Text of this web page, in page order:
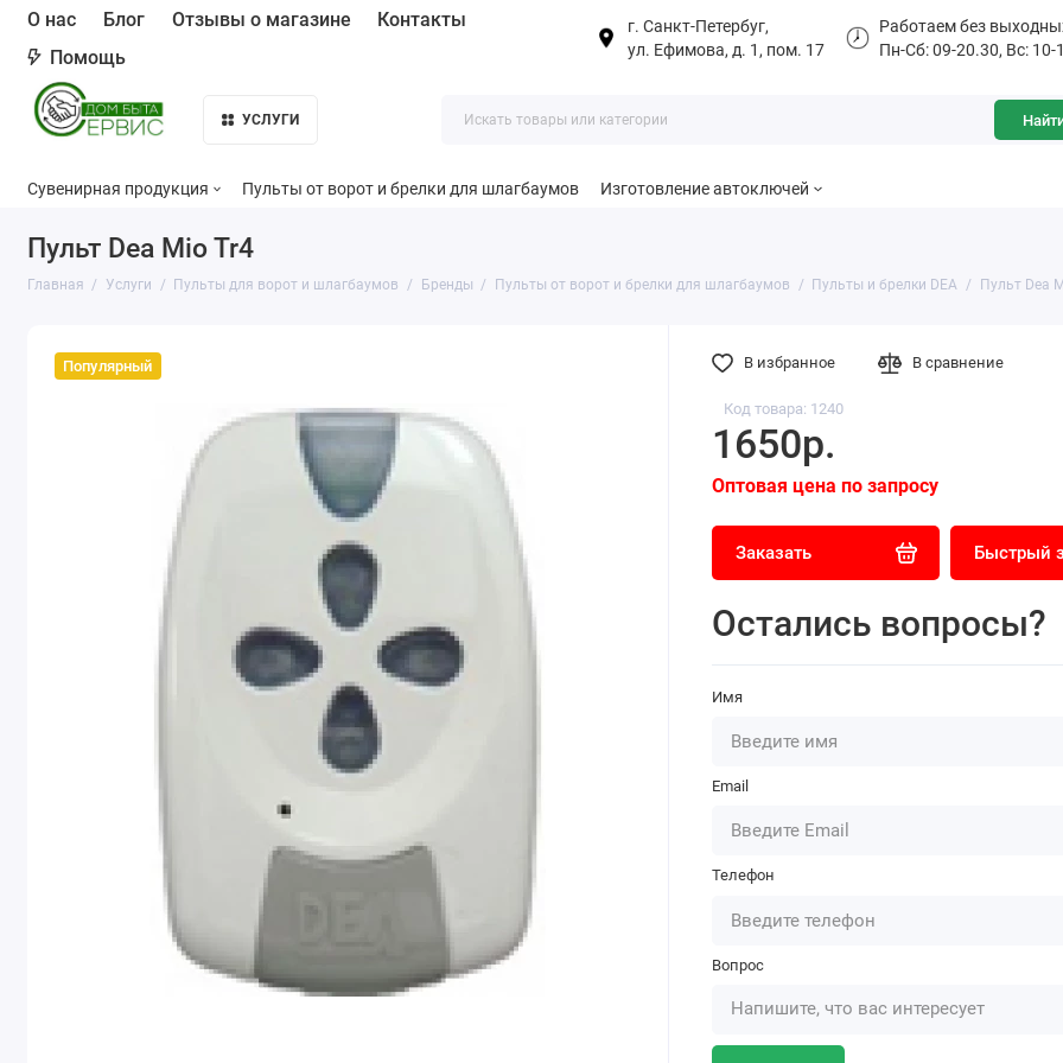
О нас Блог Отзывы о магазине
Контакты
Помощь
г. Санкт-Петербуг,
ул. Ефимова, д. 1, пом. 17
Работаем без
Пн-Сб: 09-20.30, Вс: 10-
УСЛУГИ
Сувенирная продукция Пульты от ворот и брелки для шлагбаумов Изготовление автоключей
Пульт Dea Mio Tr4
Главная Услуги Пульты для ворот и шлагбаумов Бренды Пульты от ворот и брелки для шлагбаумов Пульты и брелки DEA Пульт Dea
Популярный
Код товара: 1240
1650р.
Оптовая цена по запросу
Заказать Быстрый
Остались вопросы?
Имя
Email
Телефон
Вопрос
В избранное В сравнение